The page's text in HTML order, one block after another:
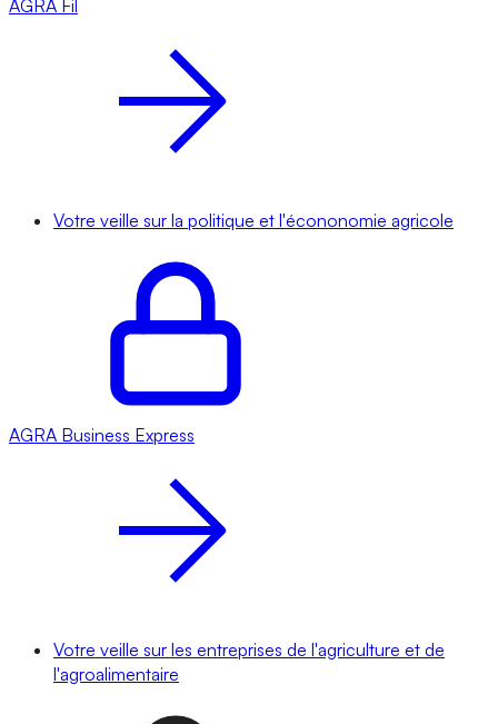
AGRA Fil
Votre veille sur la politique et l'écononomie agricole
AGRA Business Express
Votre veille sur les entreprises de l'agriculture et de
l'agroalimentaire